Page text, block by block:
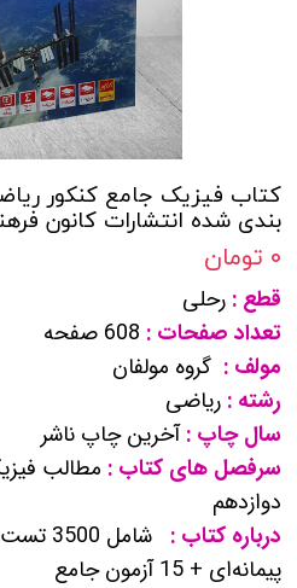
بندی شده انتشارات کانون
۰ تومان
قطع : رحلی
تعداد صفحات :
مولف : گروه مولفان
رشته : ریاضی
سال چاپ :آخرین چاپ ناشر
سرفصل های کتاب : مطالب
دوازدهم
درباره کتاب :
پیمانه‌ای + 15 آزمون جامع